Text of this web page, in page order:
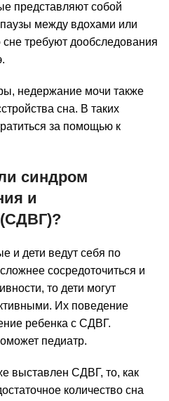
представляют собой
между вдохами или
требуют дообследования
недержание мочи также
сна. В таких
за помощью к
синдром
и
(СДВГ)?
и дети ведут себя по
сосредоточиться и
то дети могут
Их поведение
ребенка с СДВГ.
педиатр.
выставлен СДВГ, то, как
количество сна